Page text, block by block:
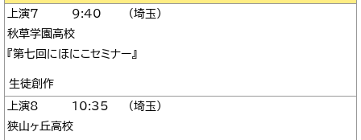
7
9:40
埼玉
秋草学園高校
『第七回にほにこセミナー』
生徒創作
8
10:35
埼玉
狭山ヶ丘高校